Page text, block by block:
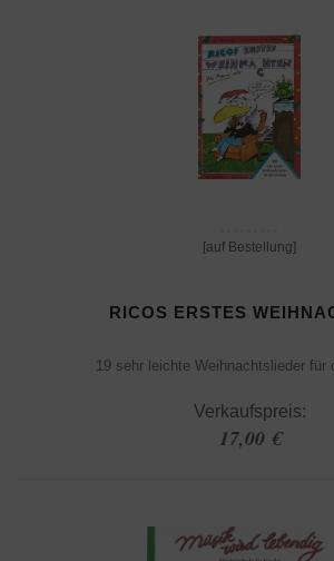
[auf Bestellung]
RICOS ERSTES
19 sehr leichte Weihnachtslieder für
Verkaufspreis:
17,00 €